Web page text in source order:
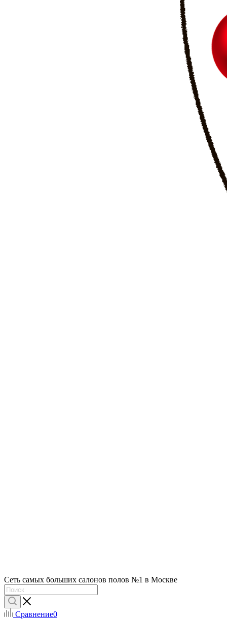
Сеть самых больших салонов полов №1 в Москве
Сравнение0